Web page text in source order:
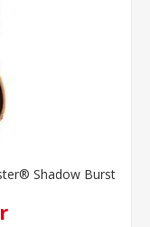
Shadow Burst